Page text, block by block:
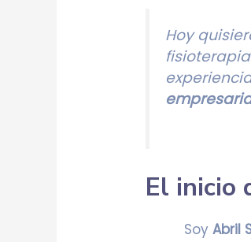
Hoy
El inicio
SoyAbril